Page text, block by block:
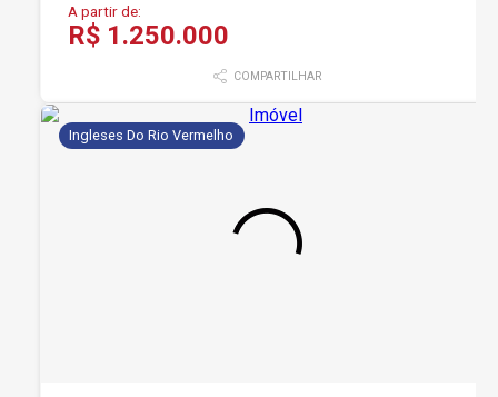
A partir de:
R$ 1.250.000
COMPARTILHAR
Ingleses Do Rio Vermelho